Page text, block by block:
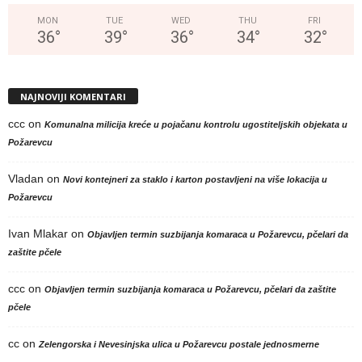
MON
36°
TUE
39°
WED
36°
THU
34°
FRI
32°
NAJNOVIJI KOMENTARI
ccc on Komunalna milicija kreće u pojačanu kontrolu ugostiteljskih objekata u
Požarevcu
Vladan on Novi kontejneri za staklo i karton postavljeni na više lokacija u
Požarevcu
Ivan Mlakar on Objavljen termin suzbijanja komaraca u Požarevcu, pčelari da
zaštite pčele
ccc on Objavljen termin suzbijanja komaraca u Požarevcu, pčelari da zaštite
pčele
cc on Zelengorska i Nevesinjska ulica u Požarevcu postale jednosmerne